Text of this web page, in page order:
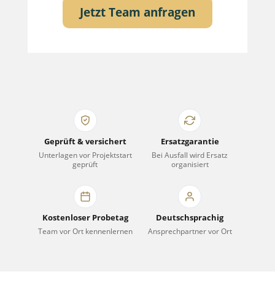
Jetzt Team anfragen
Geprüft & versichert
Unterlagen vor Projektstart
geprüft
Kostenloser Probetag
Team vor Ort kennenlernen
Ersatzgarantie
Bei Ausfall wird Ersatz
organisiert
Deutschsprachig
Ansprechpartner vor Ort